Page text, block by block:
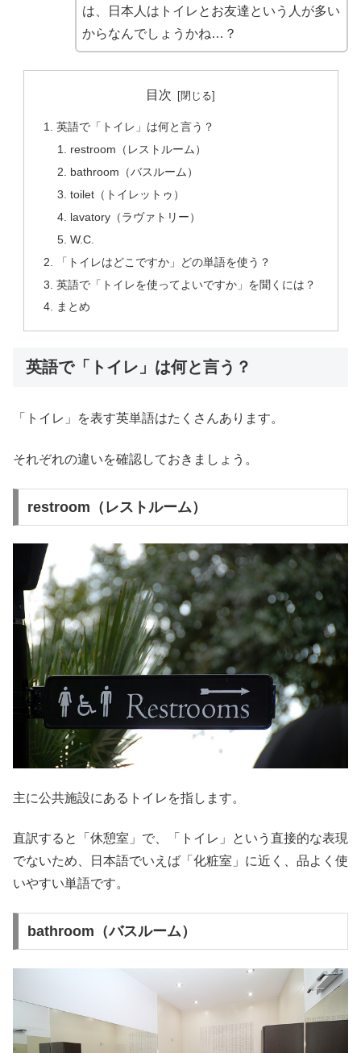
は、日本人はトイレとお友達という人が多い
からなんでしょうかね…？
目次
英語で「トイレ」は何と言う？
restroom（レストルーム）
bathroom（バスルーム）
toilet（トイレットゥ）
lavatory（ラヴァトリー）
W.C.
「トイレはどこですか」どの単語を使う？
英語で「トイレを使ってよいですか」を聞くには？
まとめ
英語で「トイレ」は何と言う？
「トイレ」を表す英単語はたくさんあります。
それぞれの違いを確認しておきましょう。
restroom（レストルーム）
主に公共施設にあるトイレを指します。
直訳すると「休憩室」で、「トイレ」という直接的な表現
でないため、日本語でいえば「化粧室」に近く、品よく使
いやすい単語です。
bathroom（バスルーム）